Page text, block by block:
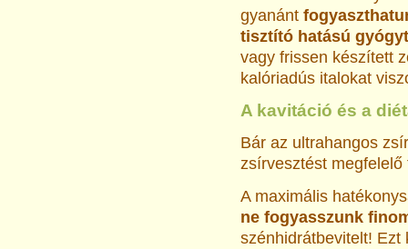
gyanánt
tisztító hatású
vagy frissen készített
kalóriadús italokat
A kavitáció és a
Bár az ultrahangos
zsírvesztést
A maximális
ne fogyasszunk
szénhidrátbevitelt!